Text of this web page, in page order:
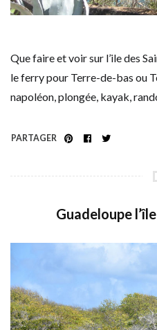
Que faire et voir sur l’ile des
le ferry pour Terre-de-bas ou
napoléon, plongée, kayak,
PARTAGER
Guadeloupe